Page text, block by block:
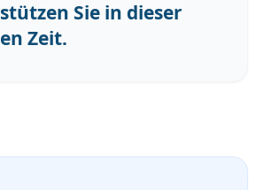
Sie in dieser
Zeit.